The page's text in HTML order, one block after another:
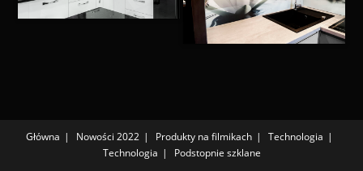
Główna Nowości 2022 Produkty na filmikach
Technologia
Technologia
Podstopnie szklane